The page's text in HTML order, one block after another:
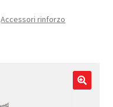
Accessori rinforzo